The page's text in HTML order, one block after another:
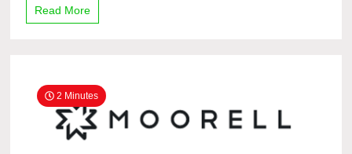
Read More
2 Minutes